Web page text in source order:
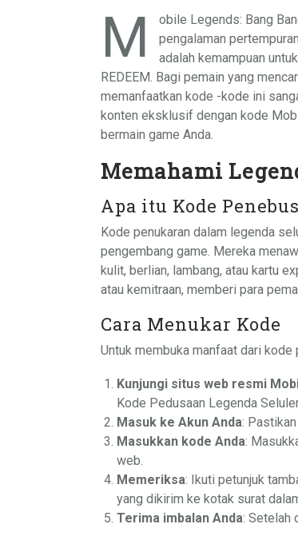
M
obile Legends: Bang
pengalaman
adalah kemampuan
REDEEM. Bagi pemain yang
memanfaatkan kode -kode ini
konten eksklusif dengan kode
bermain game Anda.
Memahami
Apa itu Kode
Kode penukaran dalam legenda
pengembang game. Mereka
kulit, berlian, lambang, atau kartu
atau kemitraan, memberi para
Cara Menukar Kode
Untuk membuka manfaat dari kode
Kunjungi situs web resmi
Kode Pedusaan Legenda
Masuk ke Akun Anda:
Masukkan kode Anda:
web.
Memeriksa: Ikuti petunjuk
yang dikirim ke kotak surat
Terima imbalan Anda: Setelah